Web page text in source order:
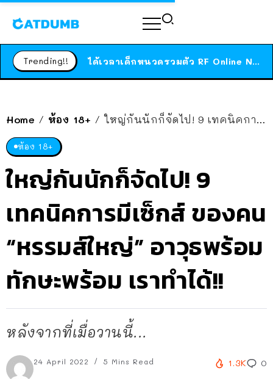
Trending!! ได้เวลาเด็กหนวดรวมตัว RF Online Next เปิดให้เล่นแล้ว เกม Sci-Fi MMORPG ระดับตำนาน เล่นได้ทั้งมือถือและ PC
Home / ห้อง 18+ / ใหญ่กันนักก็จัดไป! 9 เทคนิคการมีเซ็กส์ ของคน “หรรมส์ใหญ่” อาวุธพร้อม ทักษะพร้อม เราทำได้!!
ห้อง 18+
ใหญ่กันนักก็จัดไป! 9
เทคนิคการมีเซ็กส์ ของคน
“หรรมส์ใหญ่” อาวุธพร้อม
ทักษะพร้อม เราทำได้!!
หลังจากที่เมื่อวานนี้...
24 April 2022 5 Mins Read 1.3K 0